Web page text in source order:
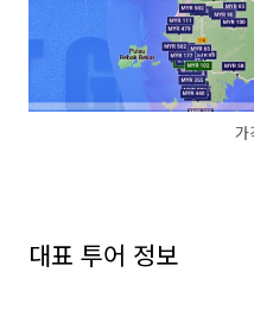
가
대표 투어 정보